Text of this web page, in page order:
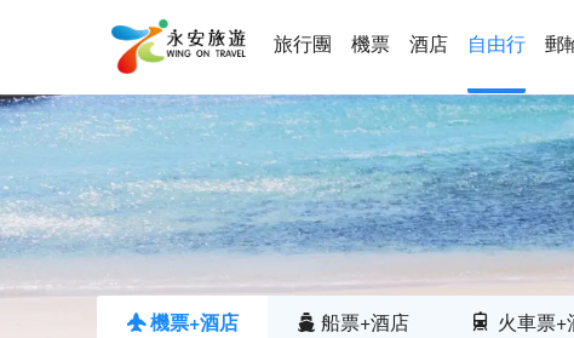
旅行團 機票 酒店 自由行 郵
機票+酒店 船票+酒店 火車票+